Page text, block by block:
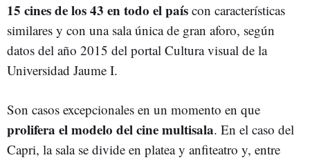
15 cines de los 43 en todo el país con características
similares y con una sala única de gran aforo, según
datos del año 2015 del portal Cultura visual de la
Universidad Jaume I.
Son casos excepcionales en un momento en que
prolifera el modelo del cine multisala. En el caso del
Capri, la sala se divide en platea y anfiteatro y, entre